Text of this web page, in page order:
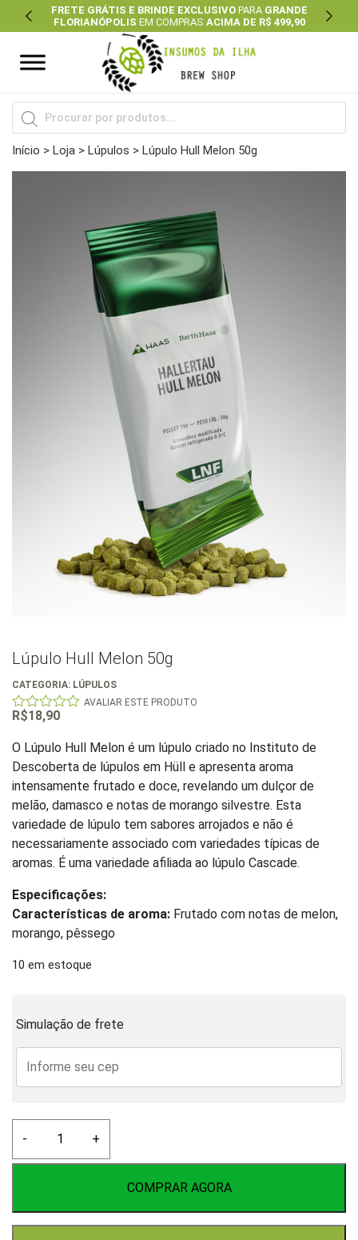
FRETE GRÁTIS E BRINDE EXCLUSIVOPARA GRANDE
FLORIANÓPOLIS EM COMPRAS ACIMA DE R$ 499,90
Previous Next
Pesquisar
produtos
Início > Loja > Lúpulos > Lúpulo Hull Melon 50g
Lúpulo Hull Melon 50g
CATEGORIA: LÚPULOS
0
of
5
AVALIAR ESTE PRODUTO
R$18,90
O Lúpulo Hull Melon é um lúpulo criado no Instituto de
Descoberta de lúpulos em Hüll e apresenta aroma
intensamente frutado e doce, revelando um dulçor de
melão, damasco e notas de morango silvestre. Esta
variedade de lúpulo tem sabores arrojados e não é
necessariamente associado com variedades típicas de
aromas. É uma variedade afiliada ao lúpulo Cascade.
Especificações:
Características de aroma: Frutado com notas de melon,
morango, pêssego
10 em estoque
Simulação de frete
-
Melon
+
COMPRAR AGORA